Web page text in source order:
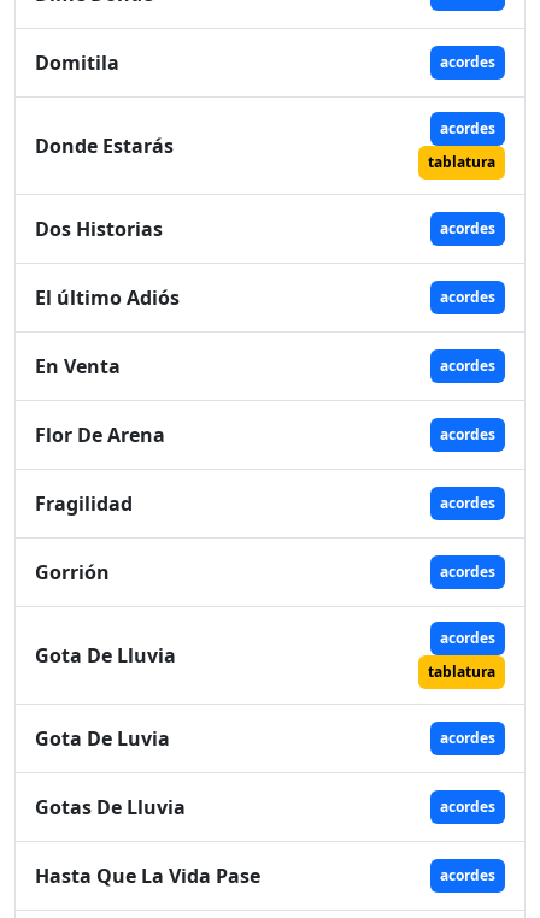
Domitila acordes
Donde Estarás
acordes
tablatura
Dos Historias acordes
El último Adiós acordes
En Venta acordes
Flor De Arena acordes
Fragilidad acordes
Gorrión acordes
Gota De Lluvia
acordes
tablatura
Gota De Luvia acordes
Gotas De Lluvia acordes
Hasta Que La Vida Pase acordes